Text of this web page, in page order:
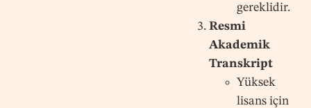
gereklidir.
Resmi
Akademik
Transkript
Yüksek
lisans için